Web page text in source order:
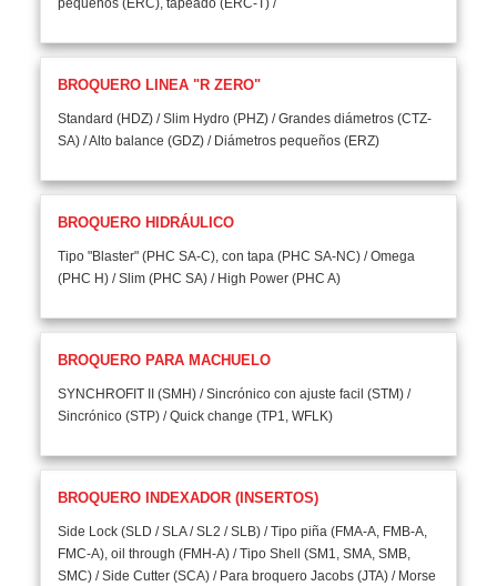
pequeños (ERC), tapeado (ERC-T) /
BROQUERO LINEA "R ZERO"
Standard (HDZ) / Slim Hydro (PHZ) / Grandes diámetros (CTZ-
SA) / Alto balance (GDZ) / Diámetros pequeños (ERZ)
BROQUERO HIDRÁULICO
Tipo "Blaster" (PHC SA-C), con tapa (PHC SA-NC) / Omega
(PHC H) / Slim (PHC SA) / High Power (PHC A)
BROQUERO PARA MACHUELO
SYNCHROFIT II (SMH) / Sincrónico con ajuste facil (STM) /
Sincrónico (STP) / Quick change (TP1, WFLK)
BROQUERO INDEXADOR (INSERTOS)
Side Lock (SLD / SLA / SL2 / SLB) / Tipo piña (FMA-A, FMB-A,
FMC-A), oil through (FMH-A) / Tipo Shell (SM1, SMA, SMB,
SMC) / Side Cutter (SCA) / Para broquero Jacobs (JTA) / Morse